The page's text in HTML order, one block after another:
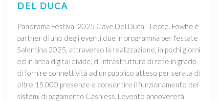
DEL DUCA
Panorama Festival 2025 Cave Del Duca - Lecce. Fowhe è
partner di uno degli eventi clue in programma per l'estate
Salentina 2025, attraverso la realizzazione, in pochi giorni
ed in area digital divide, di infrastruttura di rete in grado
di fornire connettività ad un pubblico atteso per serata di
oltre 15.000 presenze e consentire il funzionamento dei
sistemi di pagamento Cashless. L'evento annovererà